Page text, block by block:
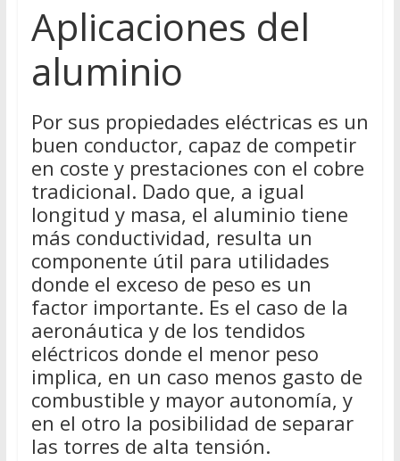
Aplicaciones del
aluminio
Por sus propiedades eléctricas es un
buen conductor, capaz de competir
en coste y prestaciones con el cobre
tradicional. Dado que, a igual
longitud y masa, el aluminio tiene
más conductividad, resulta un
componente útil para utilidades
donde el exceso de peso es un
factor importante. Es el caso de la
aeronáutica y de los tendidos
eléctricos donde el menor peso
implica, en un caso menos gasto de
combustible y mayor autonomía, y
en el otro la posibilidad de separar
las torres de alta tensión.